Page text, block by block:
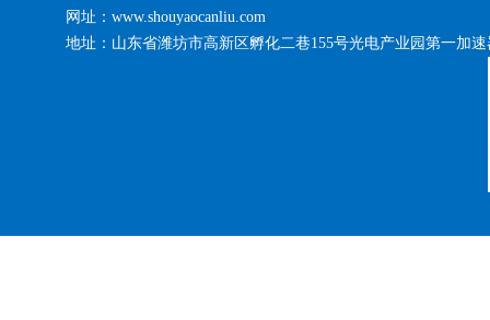
网址：www.shouyaocanliu.com
地址：山东省潍坊市高新区孵化二巷155号光电产业园第一加